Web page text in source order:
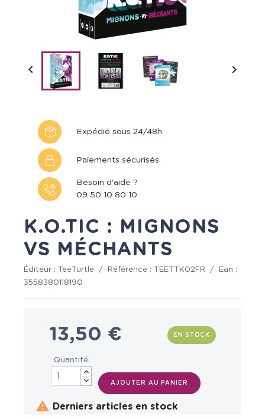
 
Expédié sous 24/48h
Paiements sécurisés
Besoin d'aide ?
09 50 10 80 10
K.O.TIC : MIGNONS
VS MÉCHANTS
Éditeur : TeeTurtle / Référence : TEETTK02FR /
Ean :
3558380118190
13,50 € EN STOCK
Quantité
AJOUTER AU PANIER
 Derniers articles en stock